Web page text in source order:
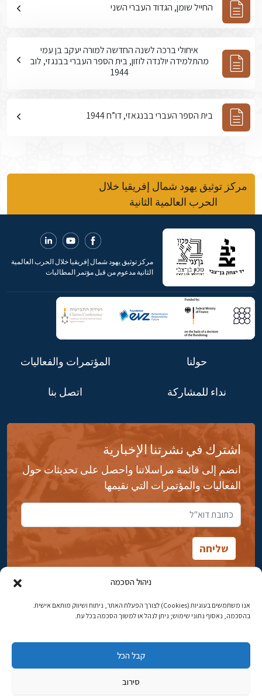
ניהול הסכמה
אנו משתמשים בעוגיות (Cookies) לצורך הפעלת האתר, ניתוח ושיווק מותאם אישית.
בהסכמה, נאסוף נתוני שימוש; ניתן לנהל או למשוך הסכמה בכל עת.
קבל הכל
סירוב
החייל שומן, הגדוד העברי השני
איחולי ברכה לשנה החדשה למורה יעקב בן עמי
מהתלמידה יולנדה לוזון, בית הספר העברי בבנגזי, לוב
1944
בית הספר העברי בבנגאזי, דו”ח 1944
مركز توثيق يهود شمال إفريقيا خلال
الحرب العالمية الثانية
مركز توثيق يهود شمال إفريقيا خلال الحرب العالمية
الثانية مدعوم من قبل مؤتمر المطالبات
حولنا المؤتمرات والفعاليات
نداء للمشاركة اتصل بنا
اشترك في نشرتنا الإخبارية
انضم إلى قائمة مراسلاتنا واحصل على تحديثات حول
الفعاليات والمؤتمرات التي نقيمها
شارع ابن جبيرول، رحافيا ١٤ أورشليم - القدس
البريد الإلكتروني:najww2@ybz.org.il